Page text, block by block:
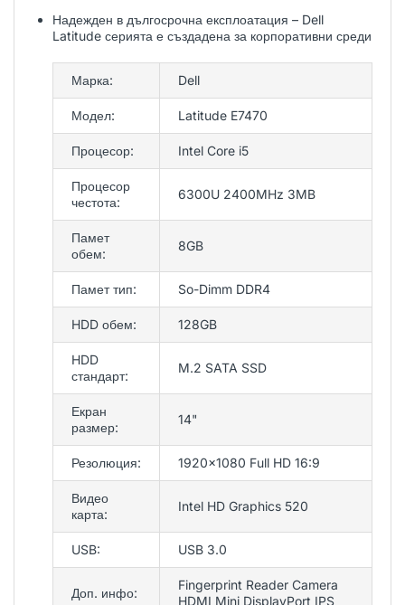
Надежден в дългосрочна експлоатация – Dell
Latitude серията е създадена за корпоративни среди
Марка: Dell
Модел: Latitude E7470
Процесор: Intel Core i5
Процесор
честота:
6300U 2400MHz 3MB
Памет
обем:
8GB
Памет тип: So-Dimm DDR4
HDD обем: 128GB
HDD
стандарт:
M.2 SATA SSD
Екран
размер:
14"
Резолюция: 1920x1080 Full HD 16:9
Видео
карта:
Intel HD Graphics 520
USB: USB 3.0
Доп. инфо:
Fingerprint Reader Camera
HDMI Mini DisplayPort IPS